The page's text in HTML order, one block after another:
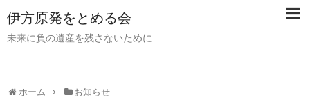
伊方原発をとめる会
未来に負の遺産を残さないために
ホーム お知らせ